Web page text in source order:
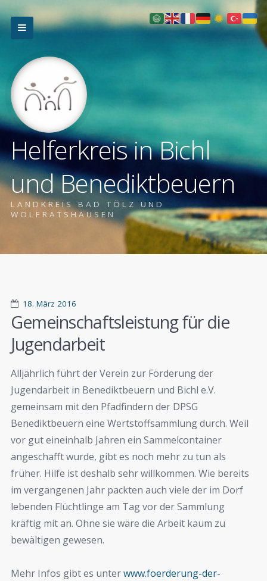
Helferkreis in Bichl
und Benediktbeuern
LANDKREIS BAD TÖLZ UND
WOLFRATSHAUSEN
18. März 2016
Gemeinschaftsleistung für die
Jugendarbeit
Alljährlich führt der Verein zur Förderung der
Jugendarbeit in Benediktbeuern und Bichl e.V.
gemeinsam mit den Pfadfindern der DPSG
Benediktbeuern eine Wertstoffsammlung durch. Weil
vor gut eineinhalb Jahren ein Sammelcontainer
angeschafft wurde, gibt es noch mehr zu tun als
früher. Hilfe ist deshalb sehr willkommen. Wie bereits
im vergangenen Jahr packten auch viele der im Dorf
lebenden Flüchtlinge am Tag vor der Sammlung
kräftig mit an. Ohne sie wäre die Arbeit kaum zu
bewältigen gewesen.
Mehr Infos gibt es unterwww.foerderung-der-